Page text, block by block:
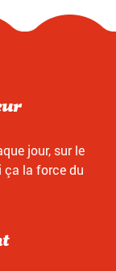
jour, sur le
ça la force du